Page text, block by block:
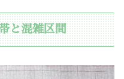
と混雑区間